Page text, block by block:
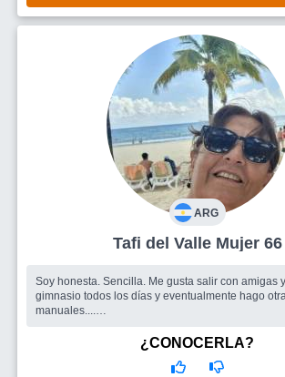
ARG
Tafi del Valle Mujer 66
Soy honesta. Sencilla. Me gusta salir con amigas y viajar. Voy a
gimnasio todos los días y eventualmente hago
manuales....
¿CONOCERLA?